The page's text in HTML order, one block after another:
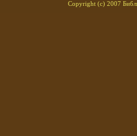
Copyright (c) 2007